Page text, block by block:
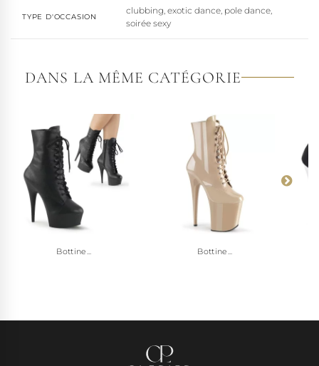
TYPE D'OCCASION
clubbing, exotic dance, pole dance,
soirée sexy
DANS LA MÊME CATÉGORIE
Bottine... Bottine...